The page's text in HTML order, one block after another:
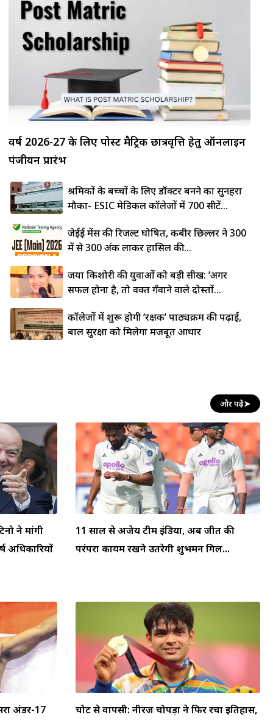
वर्ष 2026-27 के लिए पोस्ट मैट्रिक छात्रवृत्ति हेतु ऑनलाइन
पंजीयन प्रारंभ
श्रमिकों के बच्चों के लिए डॉक्टर बनने का सुनहरा
मौका- ESIC मेडिकल कॉलेजों में 700 सीटें...
जेईई मेंस की रिजल्ट घोषित, कबीर छिल्लर ने 300
में से 300 अंक लाकर हासिल की...
जया किशोरी की युवाओं को बड़ी सीख: ‘अगर
सफल होना है, तो वक्त गँवाने वाले दोस्तों...
कॉलेजों में शुरू होगी ‘रक्षक’ पाठ्यक्रम की पढ़ाई,
बाल सुरक्षा को मिलेगा मजबूत आधार
और पढ़ें➤
ने मांगी
अधिकारियों
11 साल से अजेय टीम इंडिया, अब जीत की
परंपरा कायम रखने उतरेगी शुभमन गिल...
अंडर-17
चोट से वापसी: नीरज चोपड़ा ने फिर रचा इतिहास,